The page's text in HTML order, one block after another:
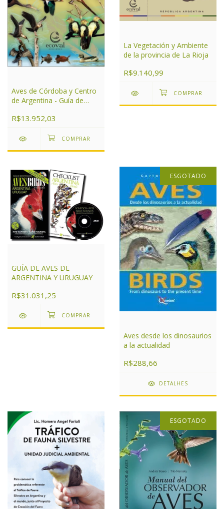
Aves de Córdoba y Centro
de Argentina - Guía de
R$13.952,03
La Vegetación y Ambiente
de la provincia de La Rioja
R$9.140,99
GUÍA DE AVES DE
ARGENTINA Y URUGUAY
R$31.031,25
ESGOTADO
Aves desde los dinosaurios
a la actualidad
R$288,66
DETALHES
ESGOTADO